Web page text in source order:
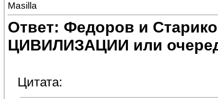
Masilla
Ответ: Федоров и
ЦИВИЛИЗАЦИИ или
Цитата: